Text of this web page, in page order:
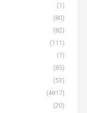
(1)
(80)
(82)
(111)
(7)
(85)
(53)
(4817)
(20)